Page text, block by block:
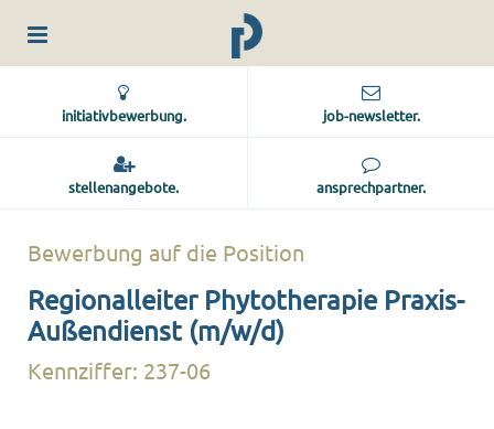
initiativbewerbung. job-newsletter.
stellenangebote. ansprechpartner.
Bewerbung auf die Position
Regionalleiter Phytotherapie Praxis-
Außendienst (m/w/d)
Kennziffer: 237-06